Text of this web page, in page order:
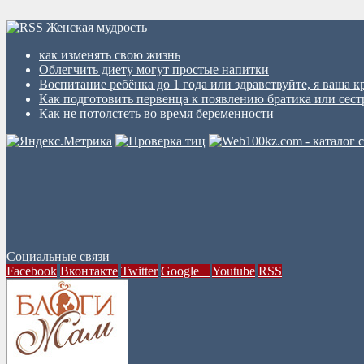
Женская мудрость
как изменять свою жизнь
Облегчить диету могут простые напитки
Воспитание ребёнка до 1 года или здравствуйте, я ваша
Как подготовить первенца к появлению братика или
Как не потолстеть во время беременности
Социальные связи
Facebook Вконтакте Twitter Google +Youtube RSS